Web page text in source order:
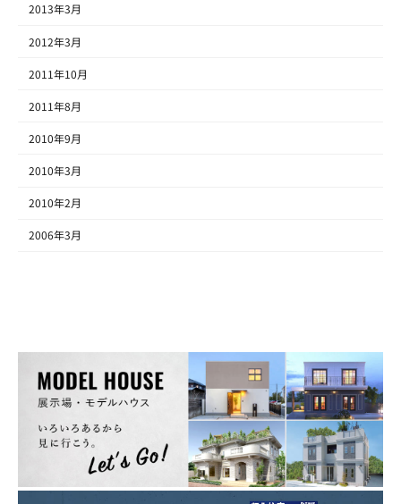
2013年3月
2012年3月
2011年10月
2011年8月
2010年9月
2010年3月
2010年2月
2006年3月